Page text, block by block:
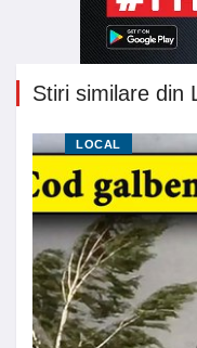
Stiri similare din
LOCAL